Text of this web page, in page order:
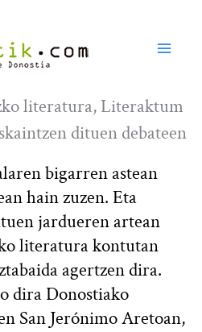
literatura, Literaktum
dituen debateen
bigarren astean
hain zuzen. Eta
jardueren artean
literatura kontutan
agertzen dira.
dira Donostiako
San Jerónimo Aretoan,